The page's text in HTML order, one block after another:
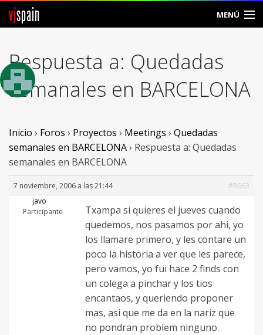
vjspain MENÚ
Foros
Noticias
Vjspain
Ayuda
Contacto
Entrar
Respuesta a: Quedadas
semanales en BARCELONA
Inicio › Foros › Proyectos › Meetings › Quedadas
semanales en BARCELONA› Respuesta a: Quedadas
semanales en BARCELONA
7 noviembre, 2006 a las 21:44
#8663
javo
Participante
Txampa si quieres el jueves cuando
quedemos, nos pasamos por ahi, yo
los llamare primero, y les contare un
poco la historia a ver que les parece,
pero vamos, yo fui hace 2 finds con
un colega a pinchar y los tios
encantaos, y queriendo proponer
mas, asi que me da en la nariz que
no pondran problem ninguno.